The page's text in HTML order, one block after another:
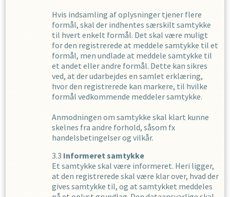
Hvis indsamling af oplysninger tjener flere
formål, skal der indhentes særskilt samtykke
til hvert enkelt formål. Det skal være muligt
for den registrerede at meddele samtykke til et
formål, men undlade at meddele samtykke til
et andet eller andre formål. Dette kan sikres
ved, at der udarbejdes en samlet erklæring,
hvor den registrerede kan markere, til hvilke
formål vedkommende meddeler samtykke.
Anmodningen om samtykke skal klart kunne
skelnes fra andre forhold, såsom fx
handelsbetingelser og vilkår.
Informeret samtykke
Et samtykke skal være informeret. Heri ligger,
at den registrerede skal være klar over, hvad der
gives samtykke til, og at samtykket meddeles